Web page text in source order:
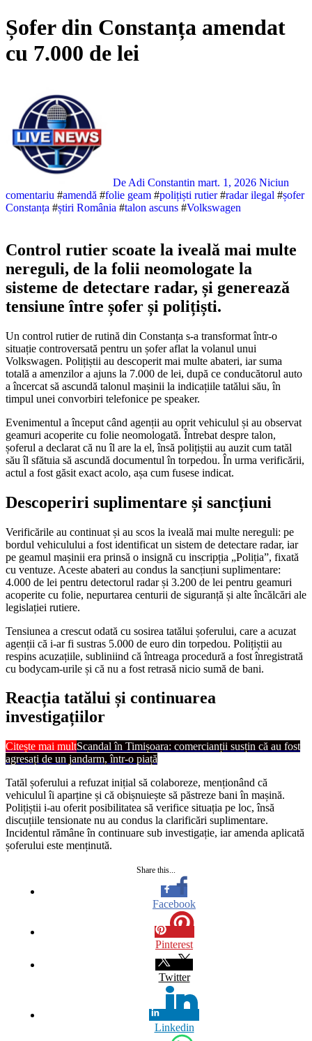
Șofer din Constanța amendat
cu 7.000 de lei
De Adi Constantin mart. 1, 2026 Niciun
comentariu #amendă #folie geam #polițiști rutier#radar ilegal #șofer
Constanța #știri România #talon ascuns #Volkswagen
Control rutier scoate la iveală mai multe
nereguli, de la folii neomologate la
sisteme de detectare radar, și generează
tensiune între șofer și polițiști.
Un control rutier de rutină din Constanța s-a transformat într-o
situație controversată pentru un șofer aflat la volanul unui
Volkswagen. Polițiștii au descoperit mai multe abateri, iar suma
totală a amenzilor a ajuns la 7.000 de lei, după ce conducătorul auto
a încercat să ascundă talonul mașinii la indicațiile tatălui său, în
timpul unei convorbiri telefonice pe speaker.
Evenimentul a început când agenții au oprit vehiculul și au observat
geamuri acoperite cu folie neomologată. Întrebat despre talon,
șoferul a declarat că nu îl are la el, însă polițiștii au auzit cum tatăl
său îl sfătuia să ascundă documentul în torpedou. În urma verificării,
actul a fost găsit exact acolo, așa cum fusese indicat.
Descoperiri suplimentare și sancțiuni
Verificările au continuat și au scos la iveală mai multe nereguli: pe
bordul vehiculului a fost identificat un sistem de detectare radar, iar
pe geamul mașinii era prinsă o insignă cu inscripția „Poliția”, fixată
cu ventuze. Aceste abateri au condus la sancțiuni suplimentare:
4.000 de lei pentru detectorul radar și 3.200 de lei pentru geamuri
acoperite cu folie, nepurtarea centurii de siguranță și alte încălcări ale
legislației rutiere.
Tensiunea a crescut odată cu sosirea tatălui șoferului, care a acuzat
agenții că i-ar fi sustras 5.000 de euro din torpedou. Polițiștii au
respins acuzațiile, subliniind că întreaga procedură a fost înregistrată
cu bodycam-urile și că nu a fost retrasă nicio sumă de bani.
Reacția tatălui și continuarea
investigațiilor
Citește mai multScandal în Timișoara: comercianții susțin că au fost
agresați de un jandarm, într-o piață
Tatăl șoferului a refuzat inițial să colaboreze, menționând că
vehiculul îi aparține și că obișnuiește să păstreze bani în mașină.
Polițiștii i-au oferit posibilitatea să verifice situația pe loc, însă
discuțiile tensionate nu au condus la clarificări suplimentare.
Incidentul rămâne în continuare sub investigație, iar amenda aplicată
șoferului este menținută.
Share this...
Facebook
Pinterest
Twitter
Linkedin